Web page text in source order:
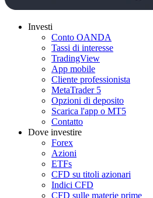
Investi
Conto OANDA
Tassi di interesse
TradingView
App mobile
Cliente professionista
MetaTrader 5
Opzioni di deposito
Scarica l'app o MT5
Contatto
Dove investire
Forex
Azioni
ETFs
CFD su titoli azionari
Indici CFD
CFD sulle materie prime